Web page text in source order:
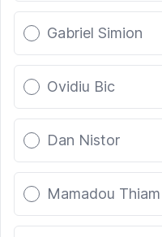
Gabriel Simion
Ovidiu Bic
Dan Nistor
Mamadou Thiam